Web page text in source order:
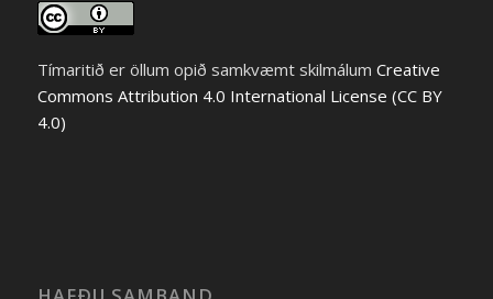
Tímaritið er öllum opið samkvæmt skilmálum Creative
Commons Attribution 4.0 International License (CC BY
4.0)